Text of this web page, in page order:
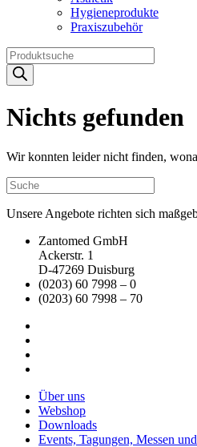
Hygieneprodukte
Praxiszubehör
Products
search
Nichts gefunden
Wir konnten leider nicht finden,
Unsere Angebote richten sich
Zantomed GmbH
Ackerstr. 1
D-47269 Duisburg
(0203) 60 7998 – 0
(0203) 60 7998 – 70
Über uns
Webshop
Downloads
Events, Tagungen, Messen